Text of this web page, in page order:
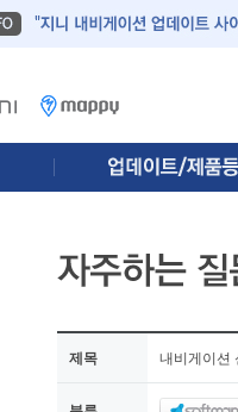
제목 내비게이션